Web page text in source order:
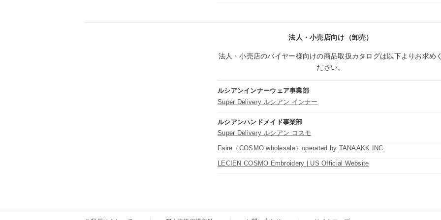
法人・小売店向け（卸売）
法人・小売店のバイヤー様向けの商品取扱カタログは以下よりお求め
ださい。
ルシアンインナーウェア事業部
Super Delivery ルシアン インナー
ルシアンハンドメイド事業部
Super Delivery ルシアン コスモ
Faire（COSMO wholesale）operated by TANAAKK INC
LECIEN COSMO Embroidery | US Official Website